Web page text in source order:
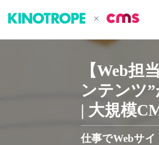
【Web担
ンテンツ
| 大規模
仕事でWebサ